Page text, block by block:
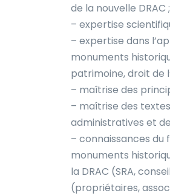
de la nouvelle DRAC ;
– expertise
– expertise dans
monuments
patrimoine, droit de
– maîtrise des
– maîtrise des
administratives et
– connaissances du
monuments
la DRAC (SRA,
(propriétaires,